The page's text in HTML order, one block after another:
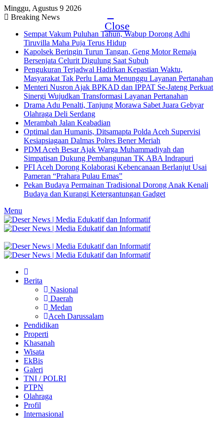
Minggu, Agustus 9 2026
Breaking News
Sempat Vakum Puluhan Tahun, Wabup Dorong Adhi
Tiruvilla Maha Puja Terus Hidup
Kapolsek Beringin Turun Tangan, Geng Motor Remaja
Bersenjata Celurit Digulung Saat Subuh
Pengukuran Terjadwal Hadirkan Kepastian Waktu,
Masyarakat Tak Perlu Lama Menunggu Layanan Pertanahan
Menteri Nusron Ajak BPKAD dan IPPAT Se-Jateng Perkuat
Sinergi Wujudkan Transformasi Layanan Pertanahan
Drama Adu Penalti, Tanjung Morawa Sabet Juara Gebyar
Olahraga Deli Serdang
Merambah Jalan Keabadian
Optimal dan Humanis, Ditsamapta Polda Aceh Supervisi
Kesiapsiagaan Dalmas Polres Bener Meriah
PDM Aceh Besar Ajak Warga Muhammadiyah dan
Simpatisan Dukung Pembangunan TK ABA Indrapuri
PFI Aceh Dorong Kolaborasi Kebencanaan Berlanjut Usai
Pameran “Prahara Pulau Emas”
Pekan Budaya Permainan Tradisional Dorong Anak Kenali
Budaya dan Kurangi Ketergantungan Gadget
Menu
Berita
Nasional
Daerah
Medan
Aceh Darussalam
Pendidikan
Properti
Khasanah
Wisata
EkBis
Galeri
TNI / POLRI
PTPN
Olahraga
Profil
Internasional
Close